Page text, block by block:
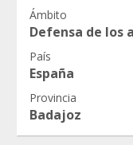
Ámbito
Defensa de los
País
España
Provincia
Badajoz